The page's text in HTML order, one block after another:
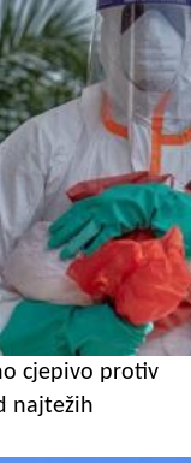
cjepivo protiv
najtežih